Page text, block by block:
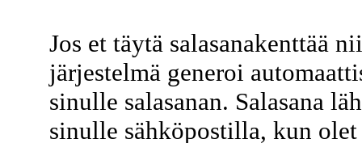
Jos et täytä salasanakenttää
järjestelmä generoi
sinulle salasanan. Salasana
sinulle sähköpostilla, kun olet